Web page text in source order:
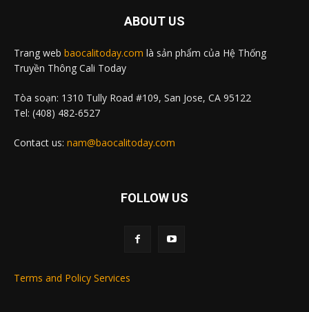
ABOUT US
Trang web baocalitoday.com là sản phẩm của Hệ Thống
Truyền Thông Cali Today
Tòa soạn: 1310 Tully Road #109, San Jose, CA 95122
Tel: (408) 482-6527
Contact us: nam@baocalitoday.com
FOLLOW US
Terms and Policy Services